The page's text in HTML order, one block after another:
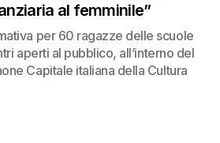
al femminile”
per 60 ragazze delle scuole
aperti al pubblico, all’interno del
Capitale italiana della Cultura